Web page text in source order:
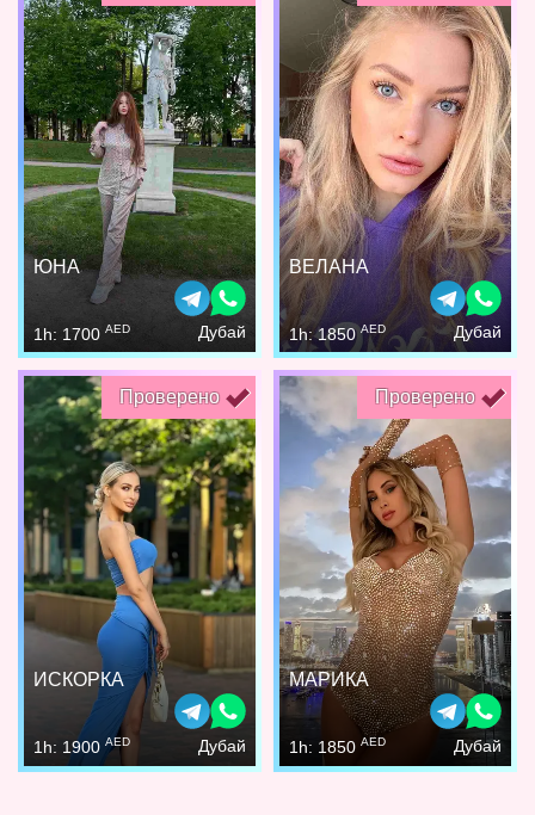
ЮНА
1h: 1700 AED Дубай
ВЕЛАНА
1h: 1850AED Дубай
Проверено
ИСКОРКА
1h: 1900 AED Дубай
Проверено
МАРИКА
1h: 1850 AED Дубай